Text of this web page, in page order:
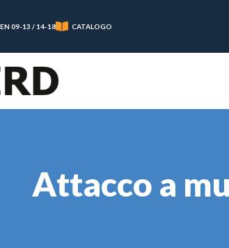
09-13 / 14-18 CATALOGO
Attacco a